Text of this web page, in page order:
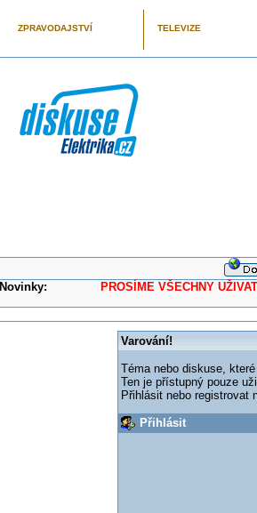
ZPRAVODAJSTVÍ TELEVIZE
Novinky: PROSÍME VŠECHNY
Varování!
Téma nebo diskuse,
Ten je přístupný pouze
Přihlásit nebo registrovat
Přihlásit